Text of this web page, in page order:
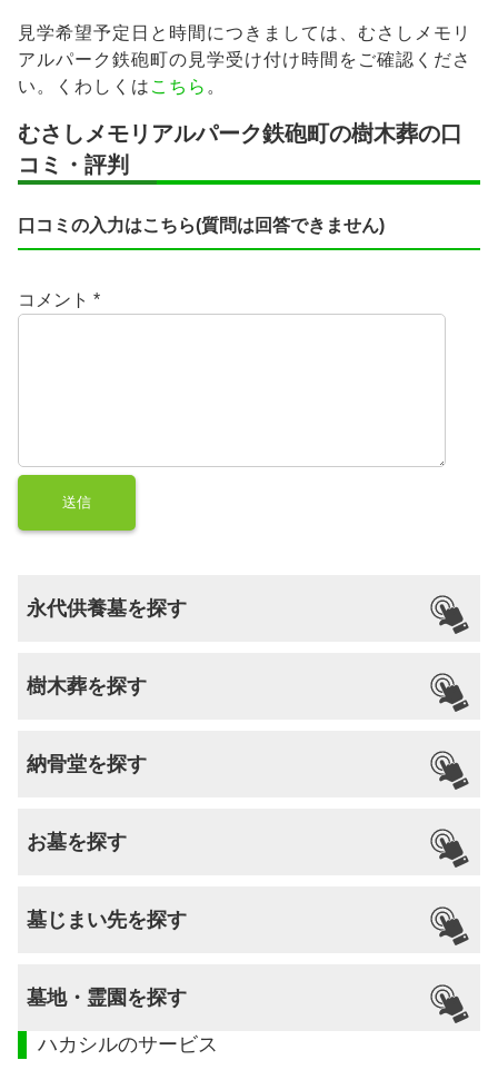
見学希望予定日と時間につきましては、むさしメモリ
アルパーク鉄砲町の見学受け付け時間をご確認くださ
い。くわしくは こちら 。
むさしメモリアルパーク鉄砲町の樹木葬の口
コミ・評判
口コミの入力はこちら(質問は回答できません)
コメント *
永代供養墓を探す
樹木葬を探す
納骨堂を探す
お墓を探す
墓じまい先を探す
墓地・霊園を探す
ハカシルのサービス